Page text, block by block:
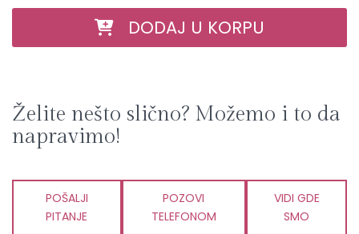
DODAJ U KORPU
Želite nešto slično? Možemo i to da
napravimo!
POŠALJI
PITANJE
POZOVI
TELEFONOM
VIDI GDE
SMO